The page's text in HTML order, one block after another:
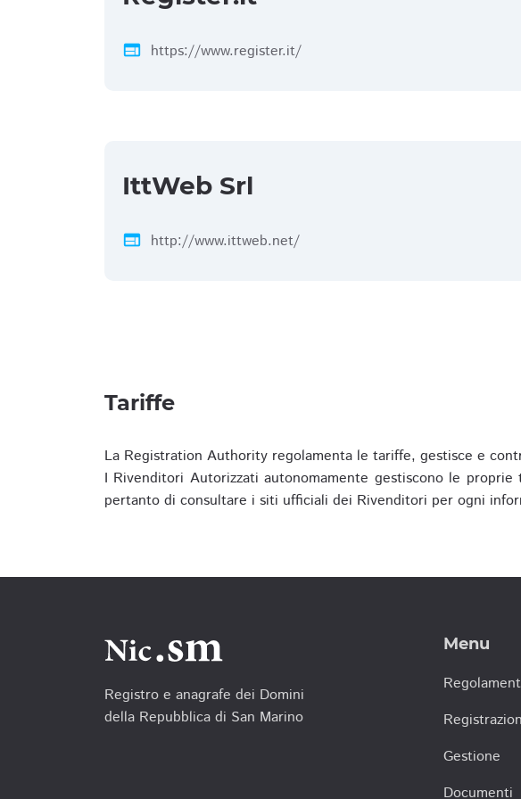
web https://www.register.it/
IttWeb Srl
web http://www.ittweb.net/
Tariffe
La Registration Authority regolamenta le tariffe, gestisce e
I Rivenditori Autorizzati autonomamente gestiscono le
pertanto di consultare i siti ufficiali dei Rivenditori per ogni
Registro e anagrafe dei Domini
della Repubblica di San Marino
Menu
Gestione
Documenti